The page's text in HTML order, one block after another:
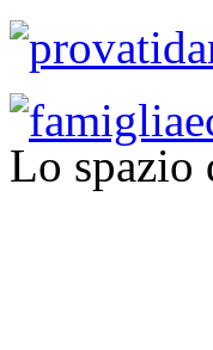
Lo spazio